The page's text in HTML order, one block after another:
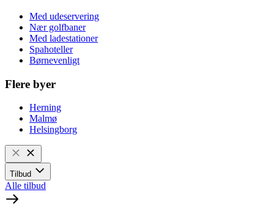
Med udeservering
Nær golfbaner
Med ladestationer
Spahoteller
Børnevenligt
Flere byer
Herning
Malmø
Helsingborg
Tilbud
Alle tilbud